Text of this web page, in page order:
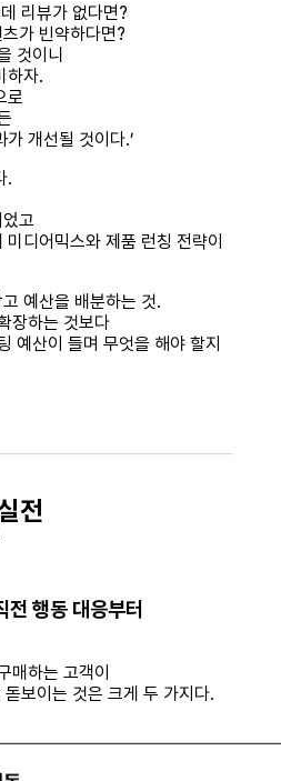
리뷰가 없다면?
가 빈약하다면?
것이니
하자.
로
개선될 것이다.’
.
고
디어믹스와 제품 런칭 전략이
예산을 배분하는 것.
장하는 것보다
예산이 들며 무엇을 해야 할지
전
행동 대응부터
매하는 고객이
보이는 것은 크게 두 가지다.